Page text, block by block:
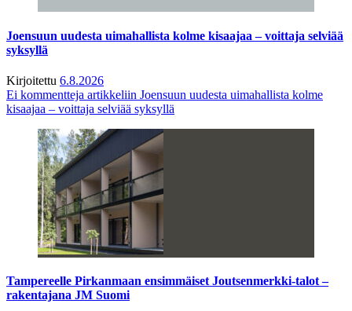
Joensuun uudesta uimahallista kolme kisaajaa – voittaja selviää
syksyllä
Kirjoitettu 6.8.2026
Ei kommentteja artikkeliin Joensuun uudesta uimahallista kolme
kisaajaa – voittaja selviää syksyllä
Tampereelle Pirkanmaan ensimmäiset Joutsenmerkki-talot –
rakentajana JM Suomi